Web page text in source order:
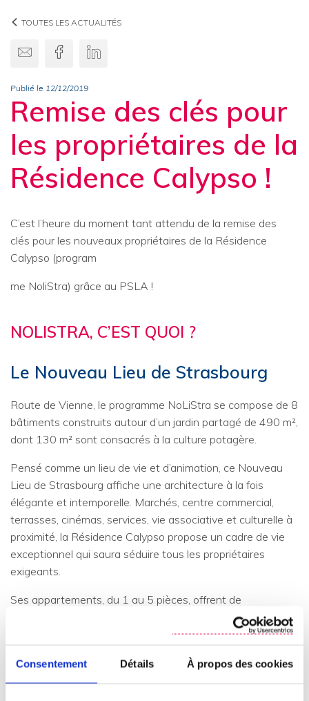
Consentement Détails À propos des cookies
TOUTES LES ACTUALITÉS
Envoyer par email
FacebookLinkedin
Publié le 12/12/2019
Remise des clés pour
les propriétaires de la
Résidence Calypso !
C’est l’heure du moment tant attendu de la remise des
clés pour les nouveaux propriétaires de la Résidence
Calypso (program
me NoliStra) grâce au PSLA !
NOLISTRA, C’EST QUOI ?
Le Nouveau Lieu de Strasbourg
Route de Vienne, le programme NoLiStra se compose de 8
bâtiments construits autour d’un jardin partagé de 490 m²,
dont 130 m² sont consacrés à la culture potagère.
Pensé comme un lieu de vie et d’animation, ce Nouveau
Lieu de Strasbourg affiche une architecture à la fois
élégante et intemporelle. Marchés, centre commercial,
terrasses, cinémas, services, vie associative et culturelle à
proximité, la Résidence Calypso propose un cadre de vie
exceptionnel qui saura séduire tous les propriétaires
exigeants.
Ses appartements, du 1 au 5 pièces, offrent de
généreuses pièces à vivre très lumineuses, des salles de
bain équipées, une terrasse et/ou une loggia et des
Chaque logement est doté d’un parking privatisé et un abri
à vélo est prévu pour les citadins et sportifs.